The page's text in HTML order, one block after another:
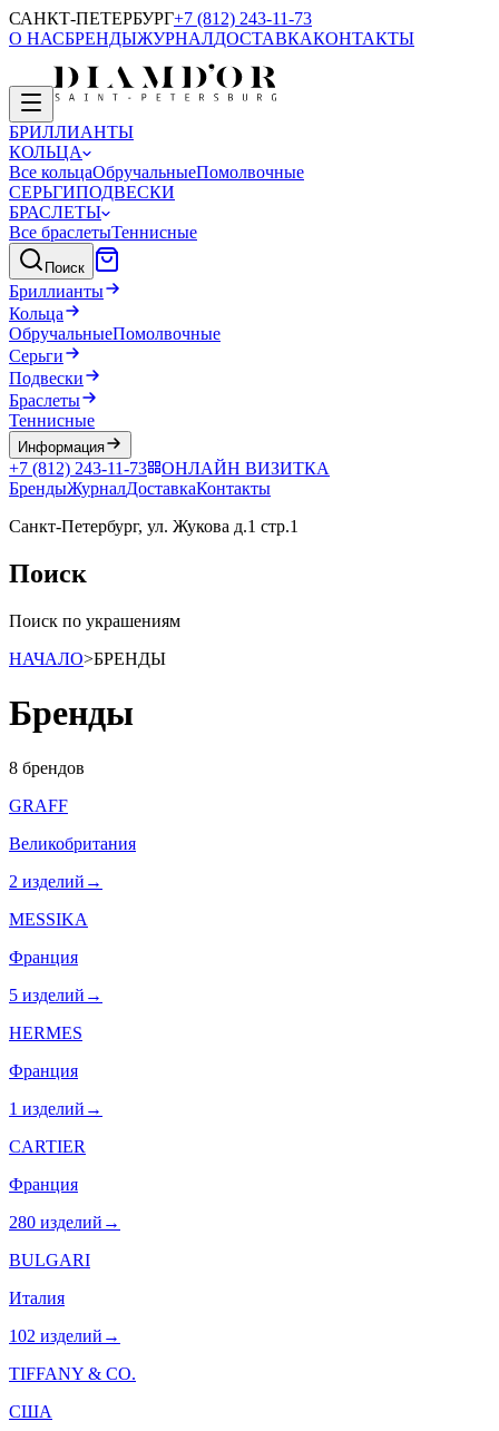
САНКТ-ПЕТЕРБУРГ+7 (812) 243-11-73
О НАСБРЕНДЫЖУРНАЛДОСТАВКАКОНТАКТЫ
БРИЛЛИАНТЫ
КОЛЬЦА
Все кольцаОбручальныеПомолвочные
СЕРЬГИПОДВЕСКИ
БРАСЛЕТЫ
Все браслетыТеннисные
Поиск
Бриллианты
Кольца
ОбручальныеПомолвочные
Серьги
Подвески
Браслеты
Теннисные
Информация
+7 (812) 243-11-73
ОНЛАЙН ВИЗИТКА
БрендыЖурналДоставкаКонтакты
Санкт-Петербург, ул. Жукова д.1 стр.1
Поиск
Поиск по украшениям
НАЧАЛО>БРЕНДЫ
Бренды
8 брендов
GRAFF
Великобритания
2 изделий →
MESSIKA
Франция
5 изделий →
HERMES
Франция
1 изделий →
CARTIER
Франция
280 изделий →
BULGARI
Италия
102 изделий →
TIFFANY & CO.
США